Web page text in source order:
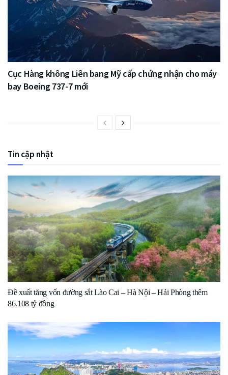
Cục Hàng không Liên bang Mỹ cấp chứng nhận cho máy
bay Boeing 737-7 mới
Tin cập nhật
Đề xuất tăng vốn đường sắt Lào Cai – Hà Nội – Hải Phòng thêm
86.108 tỷ đồng